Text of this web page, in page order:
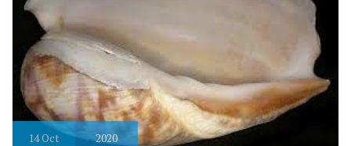
14Oct 2020